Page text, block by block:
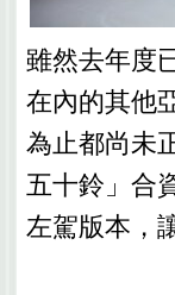
雖然去年度
在內的其他
為止都尚未
五十鈴」合
左駕版本，